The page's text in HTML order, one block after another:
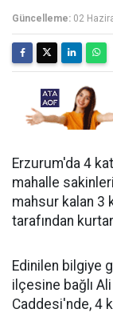
Güncelleme: 02
Erzurum'da 4
mahalle
mahsur kalan 3
tarafından
Edinilen bilgiye
ilçesine bağlı
Caddesi'nde, 4